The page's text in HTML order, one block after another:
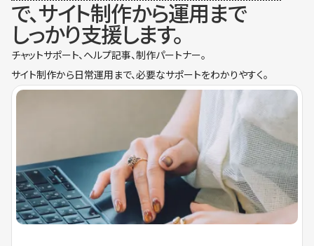
で、サイト制作から運用まで
しっかり支援します。
チャットサポート、ヘルプ記事、制作パートナー。
サイト制作から日常運用まで、必要なサポートをわかりやすく。